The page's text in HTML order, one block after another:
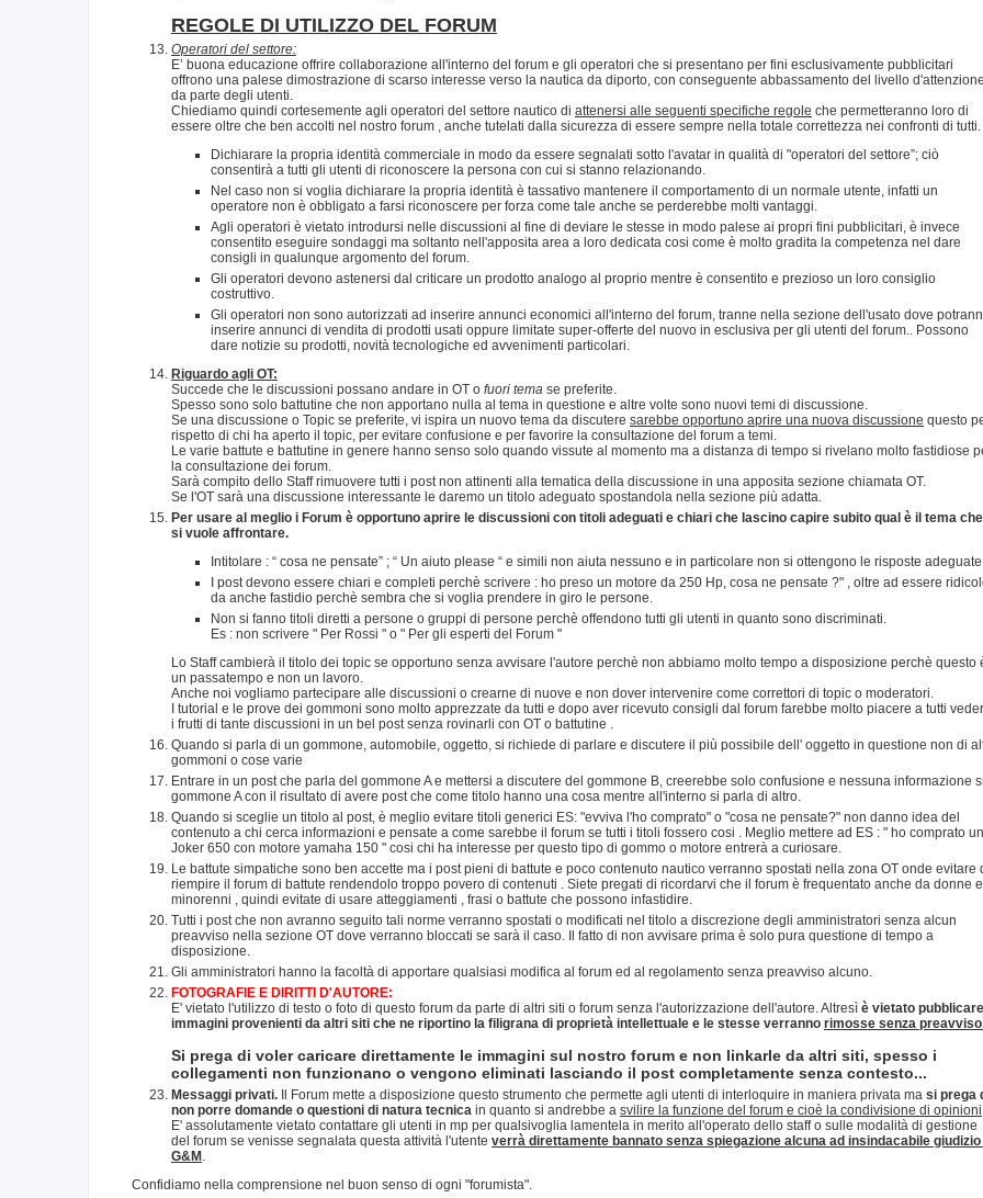
REGOLE DI UTILIZZO DEL FORUM
Operatori del settore:
E’ buona educazione offrire collaborazione all'interno del forum e gli operatori che si presentano per fini esclusivamente pubblicitari
offrono una palese dimostrazione di scarso interesse verso la nautica da diporto, con conseguente abbassamento del livello d'attenzione
da parte degli utenti.
Chiediamo quindi cortesemente agli operatori del settore nautico di attenersi alle seguenti specifiche regole che permetteranno loro di
essere oltre che ben accolti nel nostro forum , anche tutelati dalla sicurezza di essere sempre nella totale correttezza nei confronti di tutti.
Dichiarare la propria identità commerciale in modo da essere segnalati sotto l'avatar in qualità di "operatori del settore”; ciò
consentirà a tutti gli utenti di riconoscere la persona con cui si stanno relazionando.
Nel caso non si voglia dichiarare la propria identità è tassativo mantenere il comportamento di un normale utente, infatti un
operatore non è obbligato a farsi riconoscere per forza come tale anche se perderebbe molti vantaggi.
Agli operatori è vietato introdursi nelle discussioni al fine di deviare le stesse in modo palese ai propri fini pubblicitari, è invece
consentito eseguire sondaggi ma soltanto nell'apposita area a loro dedicata cosi come è molto gradita la competenza nel dare
consigli in qualunque argomento del forum.
Gli operatori devono astenersi dal criticare un prodotto analogo al proprio mentre è consentito e prezioso un loro consiglio
costruttivo.
Gli operatori non sono autorizzati ad inserire annunci economici all'interno del forum, tranne nella sezione dell'usato dove
inserire annunci di vendita di prodotti usati oppure limitate super-offerte del nuovo in esclusiva per gli utenti del forum.. Possono
dare notizie su prodotti, novità tecnologiche ed avvenimenti particolari.
Riguardo agli OT:
Succede che le discussioni possano andare in OT o fuori tema se preferite.
Spesso sono solo battutine che non apportano nulla al tema in questione e altre volte sono nuovi temi di discussione.
Se una discussione o Topic se preferite, vi ispira un nuovo tema da discutere sarebbe opportuno aprire una nuova discussione questo
rispetto di chi ha aperto il topic, per evitare confusione e per favorire la consultazione del forum a temi.
Le varie battute e battutine in genere hanno senso solo quando vissute al momento ma a distanza di tempo si rivelano molto fastidiose
la consultazione dei forum.
Sarà compito dello Staff rimuovere tutti i post non attinenti alla tematica della discussione in una apposita sezione chiamata OT.
Se l'OT sarà una discussione interessante le daremo un titolo adeguato spostandola nella sezione più adatta.
Per usare al meglio i Forum è opportuno aprire le discussioni con titoli adeguati e chiari che lascino capire subito qual è il tema che
si vuole affrontare.
Intitolare : “ cosa ne pensate” ; “ Un aiuto please “ e simili non aiuta nessuno e in particolare non si ottengono le risposte adeguate.
I post devono essere chiari e completi perchè scrivere : ho preso un motore da 250 Hp, cosa ne pensate ?" , oltre ad essere
da anche fastidio perchè sembra che si voglia prendere in giro le persone.
Non si fanno titoli diretti a persone o gruppi di persone perchè offendono tutti gli utenti in quanto sono discriminati.
Es : non scrivere " Per Rossi " o " Per gli esperti del Forum "
Lo Staff cambierà il titolo dei topic se opportuno senza avvisare l'autore perchè non abbiamo molto tempo a disposizione perchè questo
un passatempo e non un lavoro.
Anche noi vogliamo partecipare alle discussioni o crearne di nuove e non dover intervenire come correttori di topic o moderatori.
I tutorial e le prove dei gommoni sono molto apprezzate da tutti e dopo aver ricevuto consigli dal forum farebbe molto piacere a tutti
i frutti di tante discussioni in un bel post senza rovinarli con OT o battutine .
Quando si parla di un gommone, automobile, oggetto, si richiede di parlare e discutere il più possibile dell' oggetto in questione non di
gommoni o cose varie
Entrare in un post che parla del gommone A e mettersi a discutere del gommone B, creerebbe solo confusione e nessuna informazione
gommone A con il risultato di avere post che come titolo hanno una cosa mentre all'interno si parla di altro.
Quando si sceglie un titolo al post, è meglio evitare titoli generici ES: "evviva l'ho comprato" o "cosa ne pensate?" non danno idea del
contenuto a chi cerca informazioni e pensate a come sarebbe il forum se tutti i titoli fossero cosi . Meglio mettere ad ES : " ho comprato un
Joker 650 con motore yamaha 150 " cosi chi ha interesse per questo tipo di gommo o motore entrerà a curiosare.
Le battute simpatiche sono ben accette ma i post pieni di battute e poco contenuto nautico verranno spostati nella zona OT onde evitare
riempire il forum di battute rendendolo troppo povero di contenuti . Siete pregati di ricordarvi che il forum è frequentato anche da donne e
minorenni , quindi evitate di usare atteggiamenti , frasi o battute che possono infastidire.
Tutti i post che non avranno seguito tali norme verranno spostati o modificati nel titolo a discrezione degli amministratori senza alcun
preavviso nella sezione OT dove verranno bloccati se sarà il caso. Il fatto di non avvisare prima è solo pura questione di tempo a
disposizione.
Gli amministratori hanno la facoltà di apportare qualsiasi modifica al forum ed al regolamento senza preavviso alcuno.
FOTOGRAFIE E DIRITTI D'AUTORE:
E' vietato l'utilizzo di testo o foto di questo forum da parte di altri siti o forum senza l'autorizzazione dell'autore. Altresì è vietato pubblicare
immagini provenienti da altri siti che ne riportino la filigrana di proprietà intellettuale e le stesse verranno rimosse senza
Si prega di voler caricare direttamente le immagini sul nostro forum e non linkarle da altri siti, spesso i
collegamenti non funzionano o vengono eliminati lasciando il post completamente senza contesto...
Messaggi privati. Il Forum mette a disposizione questo strumento che permette agli utenti di interloquire in maniera privata ma si prega
non porre domande o questioni di natura tecnica in quanto si andrebbe a svilire la funzione del forum e cioè la condivisione di opinioni
E' assolutamente vietato contattare gli utenti in mp per qualsivoglia lamentela in merito all'operato dello staff o sulle modalità di gestione
del forum se venisse segnalata questa attività l'utente verrà direttamente bannato senza spiegazione alcuna ad insindacabile giudizio
G&M
Confidiamo nella comprensione nel buon senso di ogni "forumista".